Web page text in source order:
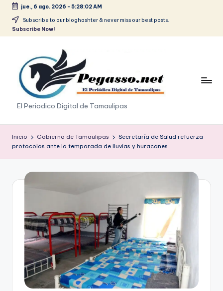
Saltar
jue., 6 ago. 2026 - 5:28:02 AM
Subscribe to our bloghashter & never miss our best posts.
Subscribe Now!
p
e
g
a
p
El Periodico Digital de Tamaulipas
Inicio Gobierno de Tamaulipas
Secretaría de Salud refuerza
protocolos ante la temporada de lluvias y huracanes